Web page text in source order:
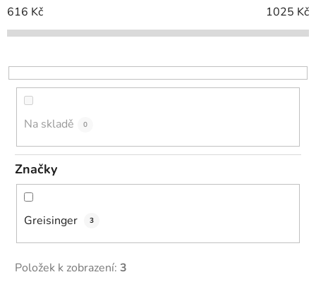
í
p
o
d
ů
616 Kč 1025 Kč
Na skladě 0
Značky
Greisinger 3
Položek k zobrazení: 3